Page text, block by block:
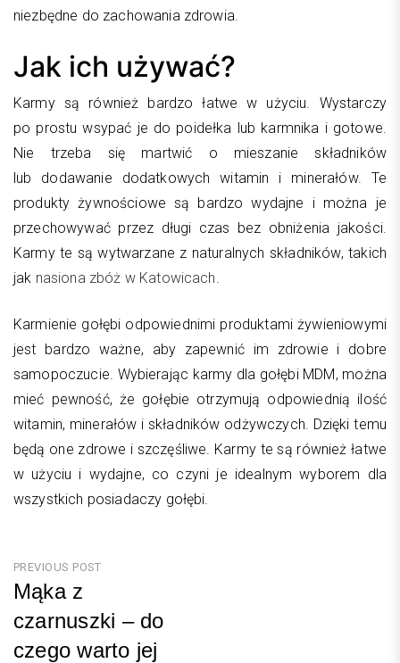
niezbędne do zachowania zdrowia.
Jak ich używać?
Karmy są również bardzo łatwe w użyciu. Wystarczy
po prostu wsypać je do poidełka lub karmnika i gotowe.
Nie trzeba się martwić o mieszanie składników
lub dodawanie dodatkowych witamin i minerałów. Te
produkty żywnościowe są bardzo wydajne i można je
przechowywać przez długi czas bez obniżenia jakości.
Karmy te są wytwarzane z naturalnych składników, takich
jak nasiona zbóż w Katowicach
Karmienie gołębi odpowiednimi produktami żywieniowymi
jest bardzo ważne, aby zapewnić im zdrowie i dobre
samopoczucie. Wybierając karmy dla gołębi MDM, można
mieć pewność, że gołębie otrzymują odpowiednią ilość
witamin, minerałów i składników odżywczych. Dzięki temu
będą one zdrowe i szczęśliwe. Karmy te są również łatwe
w użyciu i wydajne, co czyni je idealnym wyborem dla
wszystkich posiadaczy gołębi.
Nawigacja
wpisu
PREVIOUS POST
Mąka z
czarnuszki – do
czego warto jej